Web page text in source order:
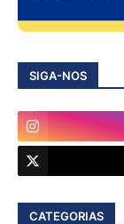
SIGA-NOS
CATEGORIAS